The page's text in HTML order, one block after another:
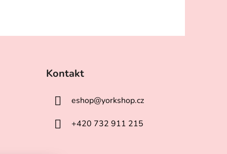
Kontakt
eshop@yorkshop.cz
+420 732 911 215